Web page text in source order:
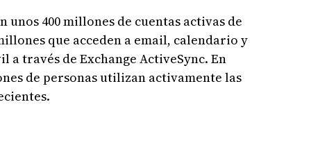
400 millones de cuentas activas de
que acceden a email, calendario y
través de Exchange ActiveSync. En
de personas utilizan activamente las